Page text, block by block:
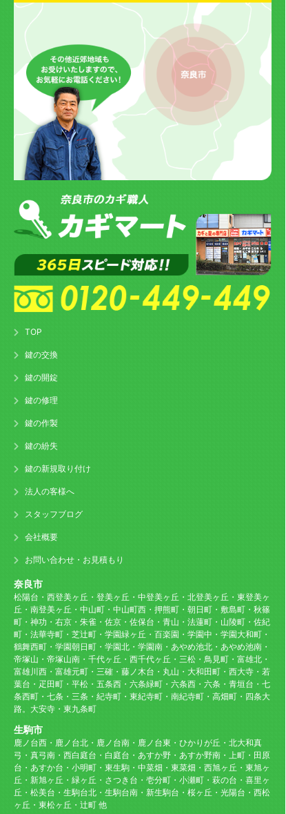
TOP
鍵の交換
鍵の開錠
鍵の修理
鍵の作製
鍵の紛失
鍵の新規取り付け
法人の客様へ
スタッフブログ
会社概要
お問い合わせ・お見積もり
奈良市
松陽台・西登美ヶ丘・登美ヶ丘・中登美ヶ丘・北登美ヶ丘・東登美ヶ
丘・南登美ヶ丘・中山町・中山町西・押熊町・朝日町・敷島町・秋篠
町・神功・右京・朱雀・佐京・佐保台・青山・法蓮町・山陵町・佐紀
町・法華寺町・芝辻町・学園緑ヶ丘・百楽園・学園中・学園大和町・
鶴舞西町・学園朝日町・学園北・学園南・あやめ池北・あやめ池南・
帝塚山・帝塚山南・千代ヶ丘・西千代ヶ丘・三松・鳥見町・富雄北・
富雄川西・富雄元町・三確・藤ノ木台・丸山・大和田町・西大寺・若
葉台・疋田町・平松・五条西・六条緑町・六条西・六条・青垣台・七
条西町・七条・三条・紀寺町・東紀寺町・南紀寺町・高畑町・四条大
路。大安寺・東九条町
生駒市
鹿ノ台西・鹿ノ台北・鹿ノ台南・鹿ノ台東・ひかりが丘・北大和真
弓・真弓南・西白庭台・白庭台・あすか野・あすか野南・上町・田原
台・あすか台・小明町・東生駒・中菜畑・東菜畑・西旭ヶ丘・東旭ヶ
丘・新旭ヶ丘・緑ヶ丘・さつき台・壱分町・小瀬町・萩の台・喜里ヶ
丘・松美台・生駒台北・生駒台南・新生駒台・桜ヶ丘・光陽台・西松
ヶ丘・東松ヶ丘・辻町 他